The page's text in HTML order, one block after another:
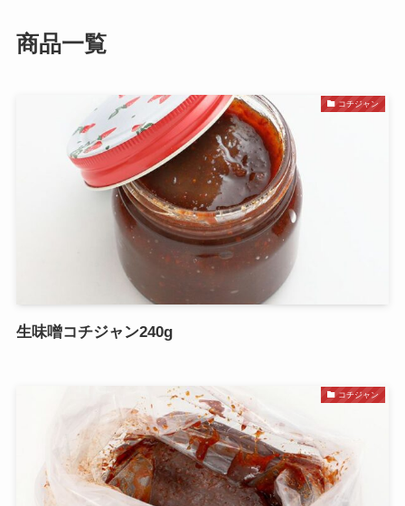
商品一覧
コチジャン
生味噌コチジャン240g
コチジャン